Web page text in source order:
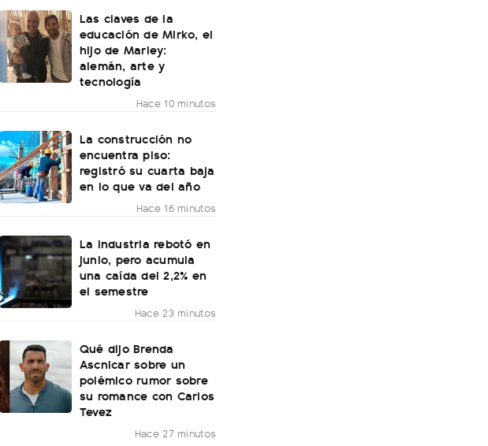
Las claves de la
educación de Mirko, el
hijo de Marley:
alemán, arte y
tecnología
Hace 10 minutos
La construcción no
encuentra piso:
registró su cuarta baja
en lo que va del año
Hace 16 minutos
La industria rebotó en
junio, pero acumula
una caída del 2,2% en
el semestre
Hace 23 minutos
Qué dijo Brenda
Ascnicar sobre un
polémico rumor sobre
su romance con Carlos
Tevez
Hace 27 minutos